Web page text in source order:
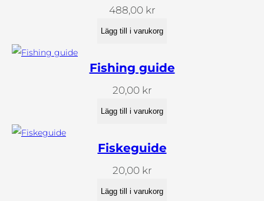
488,00 kr
Lägg till i varukorg
Fishing guide
20,00 kr
Lägg till i varukorg
Fiskeguide
20,00 kr
Lägg till i varukorg